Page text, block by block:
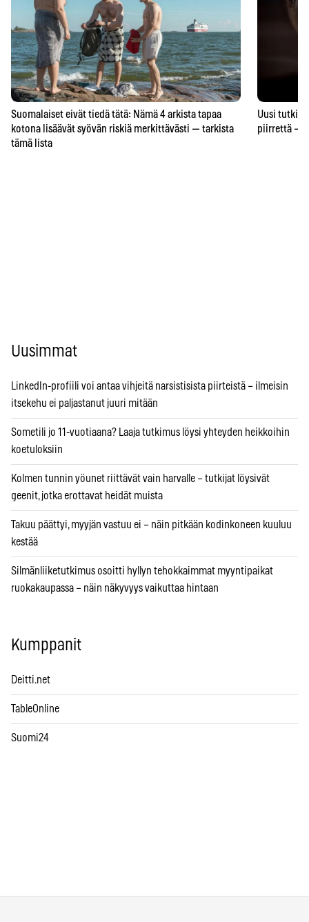
Suomalaiset eivät tiedä tätä: Nämä 4 arkista tapaa
kotona lisäävät syövän riskiä merkittävästi — tarkista
tämä lista
Uusi
piirrettä –
Uusimmat
LinkedIn-profiili voi antaa vihjeitä narsistisista piirteistä – ilmeisin
itsekehu ei paljastanut juuri mitään
Sometili jo 11-vuotiaana? Laaja tutkimus löysi yhteyden heikkoihin
koetuloksiin
Kolmen tunnin yöunet riittävät vain harvalle – tutkijat löysivät
geenit, jotka erottavat heidät muista
Takuu päättyi, myyjän vastuu ei – näin pitkään kodinkoneen kuuluu
kestää
Silmänliiketutkimus osoitti hyllyn tehokkaimmat myyntipaikat
ruokakaupassa – näin näkyvyys vaikuttaa hintaan
Kumppanit
Deitti.net
TableOnline
Suomi24